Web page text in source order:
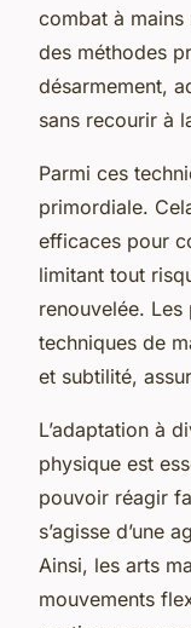
combat à mains
des méthodes
désarmement,
sans recourir à
Parmi ces
primordiale.
efficaces pour
limitant tout
renouvelée.
techniques de
et subtilité,
L’adaptation à
physique est
pouvoir réagir
s’agisse d’une
Ainsi, les arts
mouvements